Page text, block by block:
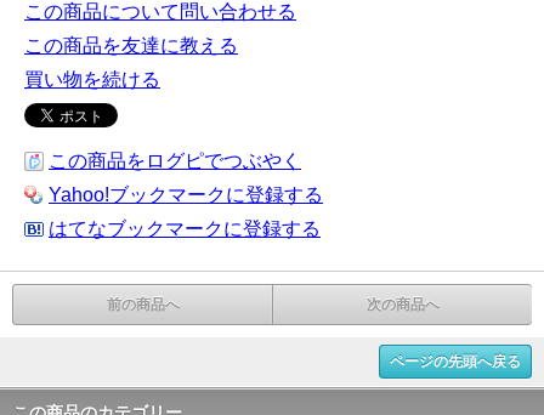
この商品について問い合わせる
この商品を友達に教える
買い物を続ける
この商品をログピでつぶやく
Yahoo!ブックマークに登録する
はてなブックマークに登録する
前の商品へ 次の商品へ
ページの先頭へ戻る